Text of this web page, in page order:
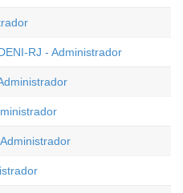
RJ - Administrador